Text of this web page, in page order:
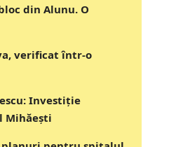
din Alunu. O
verificat într-o
Investiție
Mihăești